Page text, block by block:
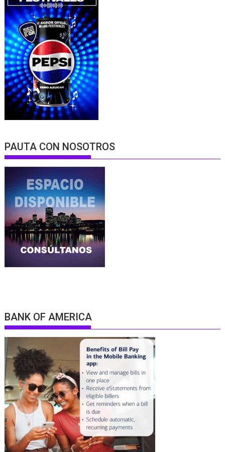
PAUTA CON NOSOTROS
BANK OF AMERICA